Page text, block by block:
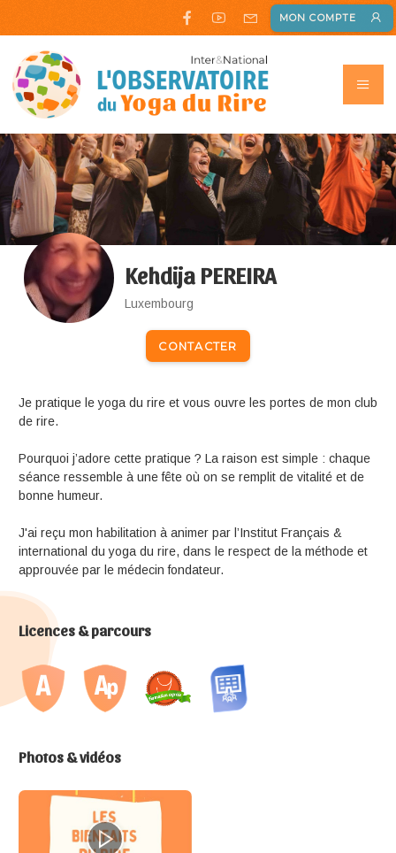
MON COMPTE
Kehdija PEREIRA
Luxembourg
CONTACTER
Je pratique le yoga du rire et vous ouvre les portes de mon club
de rire.
Pourquoi j’adore cette pratique ? La raison est simple : chaque
séance ressemble à une fête où on se remplit de vitalité et de
bonne humeur.
J'ai reçu mon habilitation à animer par l’Institut Français &
international du yoga du rire, dans le respect de la méthode et
approuvée par le médecin fondateur.
Licences & parcours
Photos & vidéos